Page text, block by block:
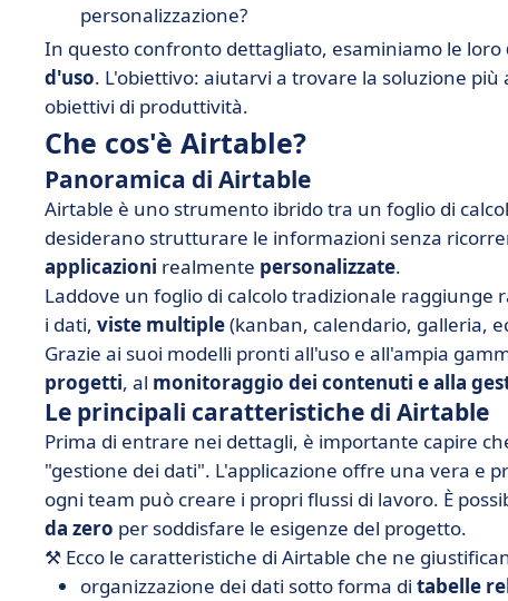
• Airtable vs Notion: quale interfaccia è più
• Airtable vs Notion: integrazioni a confronto
• Quando scegliere Airtable o Notion?
• Il verdetto finale sul miglior software di
• FAQ - Airtable vs Notion
personalizzazione?
In questo confronto dettagliato, esaminiamo le loro
d'uso. L'obiettivo: aiutarvi a trovare la soluzione
obiettivi di produttività.
Che cos'è Airtable?
Panoramica di Airtable
Airtable è uno strumento ibrido tra un foglio di
desiderano strutturare le informazioni senza
applicazioni realmente personalizzate.
Laddove un foglio di calcolo tradizionale
i dati, viste multiple(kanban, calendario, galleria,
Grazie ai suoi modelli pronti all'uso e all'ampia
progetti, al monitoraggio dei contenuti e alla
Le principali caratteristiche di Airtable
Prima di entrare nei dettagli, è importante capire
"gestione dei dati". L'applicazione offre una vera e
ogni team può creare i propri flussi di lavoro. È
da zero per soddisfare le esigenze del progetto.
⚒️ Ecco le caratteristiche di Airtable che ne
organizzazione dei dati sotto forma di tabelle